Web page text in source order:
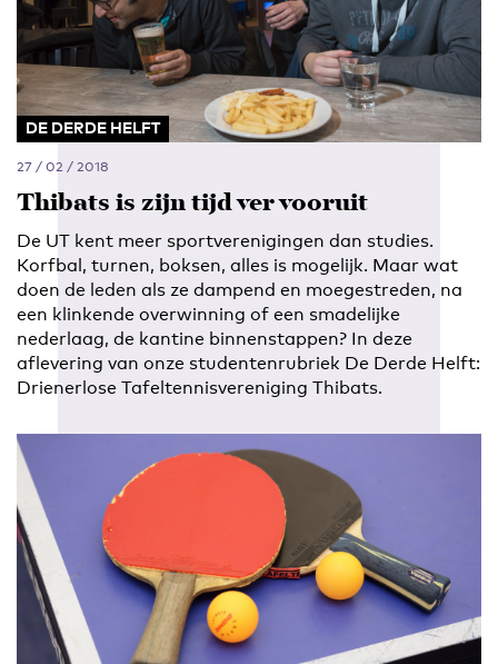
DE DERDE HELFT
27 / 02 / 2018
Thibats is zijn tijd ver vooruit
De UT kent meer sportverenigingen dan studies.
Korfbal, turnen, boksen, alles is mogelijk. Maar wat
doen de leden als ze dampend en moegestreden, na
een klinkende overwinning of een smadelijke
nederlaag, de kantine binnenstappen? In deze
aflevering van onze studentenrubriek De Derde Helft:
Drienerlose Tafeltennisvereniging Thibats.